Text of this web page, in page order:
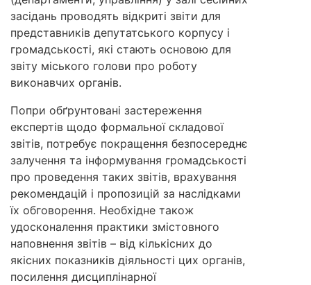
засідань проводять відкриті звіти для
представників депутатського корпусу і
громадськості, які стають основою для
звіту міського голови про роботу
виконавчих органів.
Попри обґрунтовані застереження
експертів щодо формальної складової
звітів, потребує покращення безпосереднє
залучення та інформування громадськості
про проведення таких звітів, врахування
рекомендацій і пропозицій за наслідками
їх обговорення. Необхідне також
удосконалення практики змістовного
наповнення звітів – від кількісних до
якісних показників діяльності цих органів,
посилення дисциплінарної